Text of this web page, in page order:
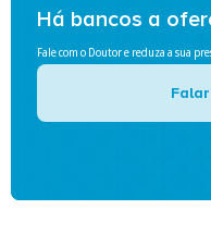
Há bancos a
Fale com o Doutor e reduza a sua